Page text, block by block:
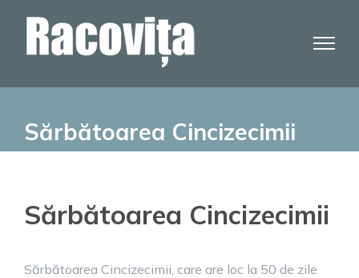
Sărbătoarea Cincizecimii
Sărbătoarea Cincizecimii
Sărbătoarea Cincizecimii, care are loc la 50 de zile